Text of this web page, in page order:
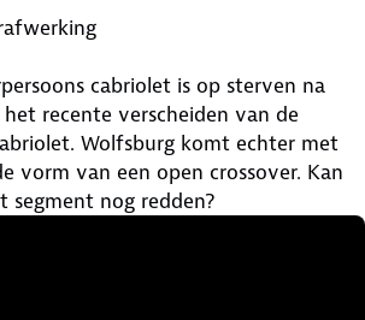
cabriolet is op sterven na
recente verscheiden van de
Wolfsburg komt echter met
vorm van een open crossover. Kan
segment nog redden?